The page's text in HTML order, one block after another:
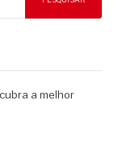
a melhor